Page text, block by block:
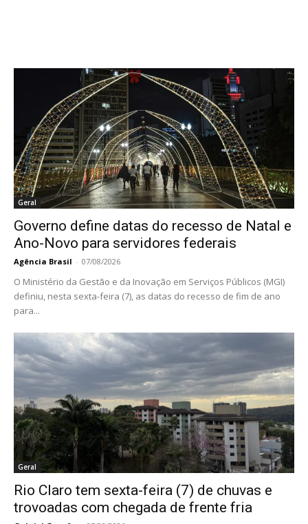
Geral
Governo define datas do recesso de Natal e
Ano-Novo para servidores federais
Agência Brasil - 07/08/2026
O Ministério da Gestão e da Inovação em Serviços Públicos (MGI)
definiu, nesta sexta-feira (7), as datas do recesso de fim de ano
para...
Geral
Rio Claro tem sexta-feira (7) de chuvas e
trovoadas com chegada de frente fria